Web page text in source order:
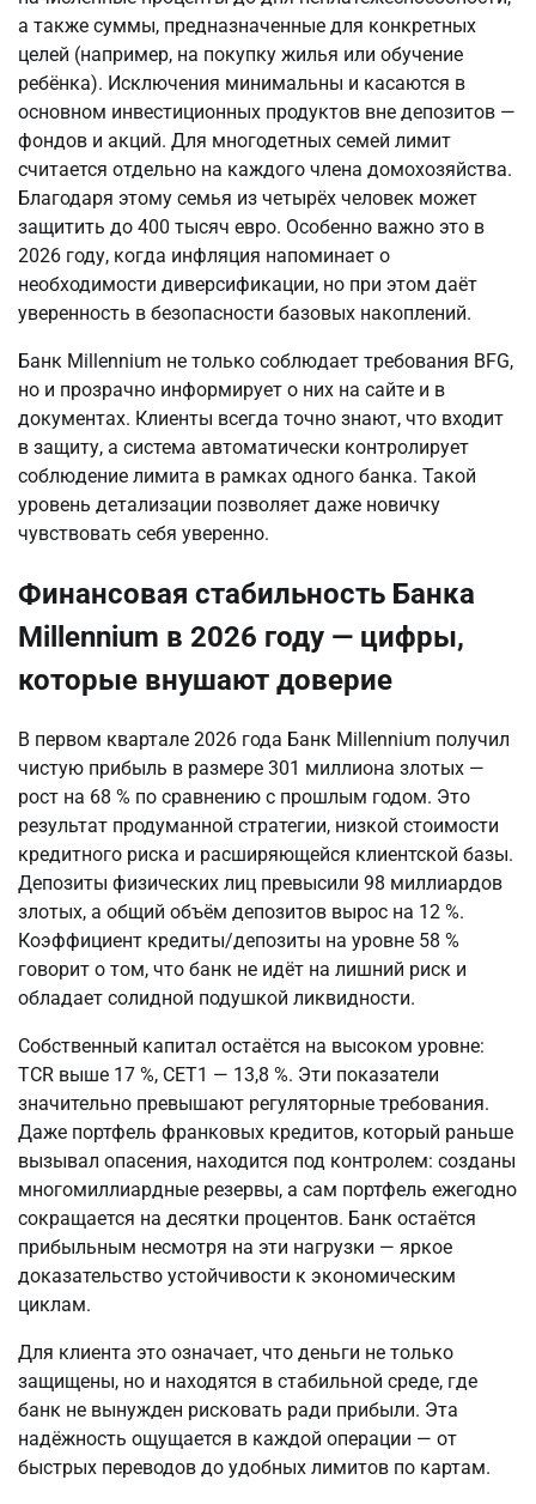
а также суммы, предназначенные для конкретных
целей (например, на покупку жилья или обучение
ребёнка). Исключения минимальны и касаются в
основном инвестиционных продуктов вне депозитов —
фондов и акций. Для многодетных семей лимит
считается отдельно на каждого члена домохозяйства.
Благодаря этому семья из четырёх человек может
защитить до 400 тысяч евро. Особенно важно это в
2026 году, когда инфляция напоминает о
необходимости диверсификации, но при этом даёт
уверенность в безопасности базовых накоплений.
Банк Millennium не только соблюдает требования BFG,
но и прозрачно информирует о них на сайте и в
документах. Клиенты всегда точно знают, что входит
в защиту, а система автоматически контролирует
соблюдение лимита в рамках одного банка. Такой
уровень детализации позволяет даже новичку
чувствовать себя уверенно.
Финансовая стабильность Банка
Millennium в 2026 году — цифры,
которые внушают доверие
В первом квартале 2026 года Банк Millennium получил
чистую прибыль в размере 301 миллиона злотых —
рост на 68 % по сравнению с прошлым годом. Это
результат продуманной стратегии, низкой стоимости
кредитного риска и расширяющейся клиентской базы.
Депозиты физических лиц превысили 98 миллиардов
злотых, а общий объём депозитов вырос на 12 %.
Коэффициент кредиты/депозиты на уровне 58 %
говорит о том, что банк не идёт на лишний риск и
обладает солидной подушкой ликвидности.
Собственный капитал остаётся на высоком уровне:
TCR выше 17 %, CET1 — 13,8 %. Эти показатели
значительно превышают регуляторные требования.
Даже портфель франковых кредитов, который раньше
вызывал опасения, находится под контролем: созданы
многомиллиардные резервы, а сам портфель ежегодно
сокращается на десятки процентов. Банк остаётся
прибыльным несмотря на эти нагрузки — яркое
доказательство устойчивости к экономическим
циклам.
Для клиента это означает, что деньги не только
защищены, но и находятся в стабильной среде, где
банк не вынужден рисковать ради прибыли. Эта
надёжность ощущается в каждой операции — от
быстрых переводов до удобных лимитов по картам.